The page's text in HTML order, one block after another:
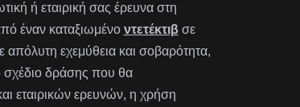
ή εταιρική σας έρευνα στη
έναν καταξιωμένο ντετέκτιβσε
απόλυτη εχεμύθεια και σοβαρότητα,
σχέδιο δράσης που θα
εταιρικών ερευνών, η χρήση